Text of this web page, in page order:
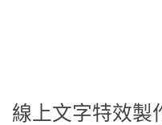
線上文字特效製